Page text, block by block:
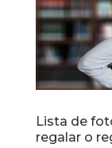
Lista de
regalar o